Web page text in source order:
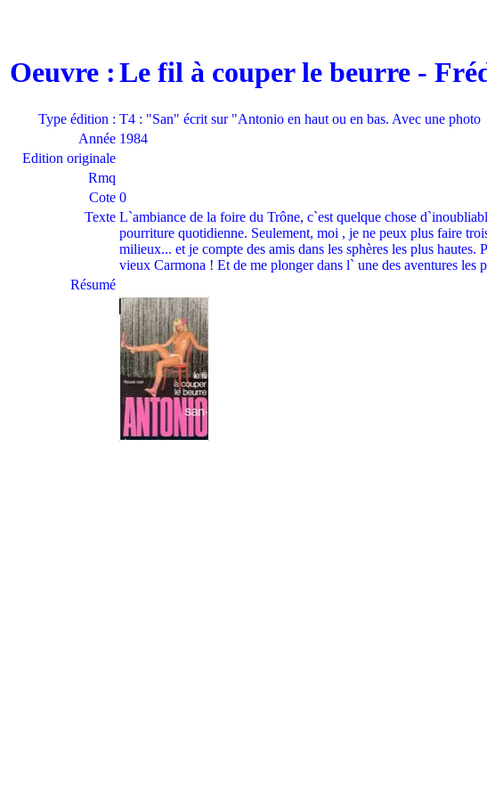
Oeuvre :Le fil à couper le beurre -
Type édition : T4 : "San" écrit sur "Antonio en haut ou en bas. Avec une photo
Année 1984
Edition originale
Rmq
Cote 0
Texte L`ambiance de la foire du Trône, c`est quelque chose
pourriture quotidienne. Seulement, moi , je ne peux plus faire
milieux... et je compte des amis dans les sphères les plus
vieux Carmona ! Et de me plonger dans l` une des aventures les
Résumé